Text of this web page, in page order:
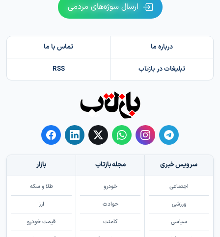
ارسال سوژه‌های مردمی
درباره ما تماس با ما
تبلیغات در بازتاب RSS
سرویس خبری
اجتماعی
ورزشی
سیاسی
مجله بازتاب
خودرو
حوادث
کامنت
بازار
طلا و سکه
ارز
قیمت خودرو